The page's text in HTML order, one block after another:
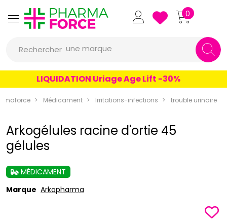
Pharmaforce Grande
0
Rechercher
un produit
une marque
LIQUIDATION Uriage Age Lift -30%
Médicament Irritations-infections trouble urinaire
Arkogélules racine d'ortie 45
gélules
MÉDICAMENT
Marque Arkopharma